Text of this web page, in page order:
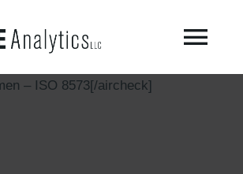
– ISO 8573[/aircheck]